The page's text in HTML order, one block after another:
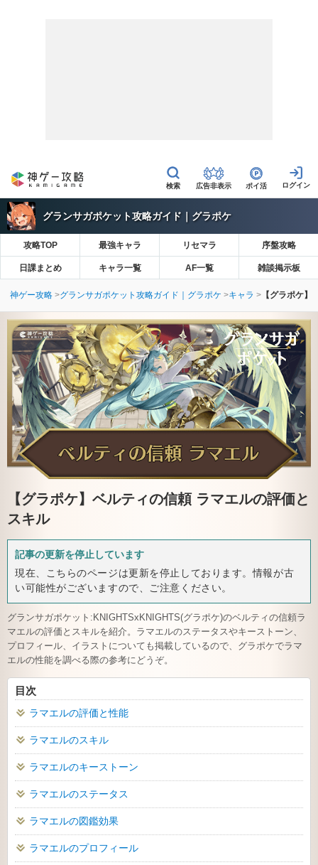
広告非表示 ポイ活
グランサガポケット攻略ガイド｜グラポケ
攻略TOP 最強キャラ リセマラ 序盤攻略
日課まとめ キャラ一覧 AF一覧 雑談掲示板
神ゲー攻略 グランサガポケット攻略ガイド｜グラポケ キャラ 【グラポケ
【グラポケ】 ベルティの信頼 ラマエルの評価と
スキル
記事の更新を停止しています
現在、こちらのページは更新を停止しております。情報が古
い可能性がございますので、ご注意ください。
グランサガポケット:KNIGHTSxKNIGHTS(グラポケ)のベルティの信頼ラ
マエルの評価とスキルを紹介。ラマエルのステータスやキーストーン、
プロフィール、イラストについても掲載しているので、グラポケでラマ
エルの性能を調べる際の参考にどうぞ。
目次
ラマエルの評価と性能
ラマエルのスキル
ラマエルのキーストーン
ラマエルのステータス
ラマエルの図鑑効果
ラマエルのプロフィール